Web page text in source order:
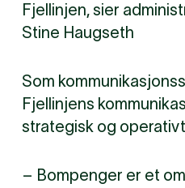
Fjellinjen, sier
Stine Haugseth
Som
Fjellinjens
strategisk og
– Bompenger er et